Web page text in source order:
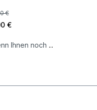
€
€
Ihnen noch ...